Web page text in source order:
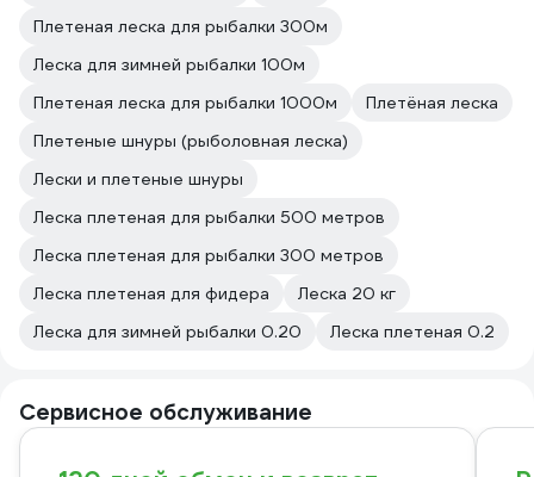
Плетeная леска для рыбалки 300м
Леска для зимней рыбалки 100м
Плетeная леска для рыбалки 1000м
Плетёная леска
Плетеные шнуры (рыболовная леска)
Лески и плетеные шнуры
Леска плетеная для рыбалки 500 метров
Леска плетеная для рыбалки 300 метров
Леска плетеная для фидера
Леска 20 кг
Леска для зимней рыбалки 0.20
Леска плетеная 0.2
Сервисное обслуживание